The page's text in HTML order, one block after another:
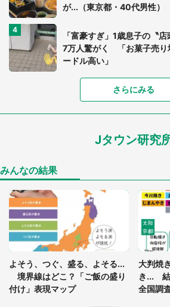
が...（東京都・40代男性）
「富豪すぎ」1歳息子の〝
7万人驚がく 「お菓子売り
ードル高い」
あまりにも四角すぎる猫、
家に〝デカい蛾〟が居座り
「○○がない街に住んでい
人驚がく 何が存在しない
「閉所恐怖症の私は新幹線
年に『手を繋いで』とお願
8万人感動
さらにみる
Jタウン研究
みんなの結果
よそう、つぐ、盛る、よそる...
境界線はどこ？「ご飯の盛り
付け」表現マップ
大判焼
き... 結
全国調